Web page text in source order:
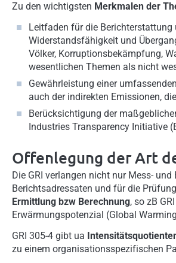
Zu den wichtigsten Merkmalen der
Leitfaden für die Berichterstattung
Widerstandsfähigkeit und
Völker, Korruptionsbekämpfung,
wesentlichen Themen als nicht
Gewährleistung einer umfassenden
auch der indirekten Emissionen,
Berücksichtigung der
Industries Transparency Initiative
Offenlegung der Art
Die GRI verlangen nicht nur Mess-
Berichtsadressaten und für die
Ermittlung bzw Berechnung, so zB
Erwärmungspotenzial (Global
GRI 305-4 gibt ua
zu einem organisationsspezifischen